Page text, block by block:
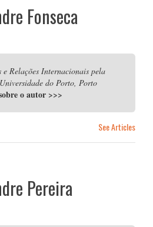
Fonseca
Relações Internacionais pela
do Porto, Porto
o autor >>>
See Articles
Pereira